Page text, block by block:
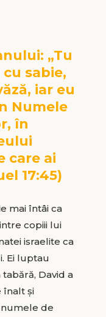
„Tu
sabie,
iar eu
Numele
în
care ai
17:45)
mai întâi ca
copiii lui
israelite ca
Ei luptau
David a
înalt și
de